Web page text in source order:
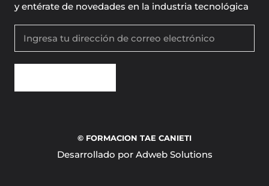
y entérate de novedades en la industria tecnológica
© FORMACION TAE CANIETI
Desarrollado por Adweb Solutions